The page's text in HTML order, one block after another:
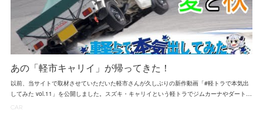
あの「軽市キャリイ」が帰ってきた！
以前、当サイトで取材させていただいた軽市さんが久しぶりの新作動画「#軽トラで本気出
してみた vol.11」を公開しました。スズキ・キャリイという軽トラでジムカーナやダート…
CAR